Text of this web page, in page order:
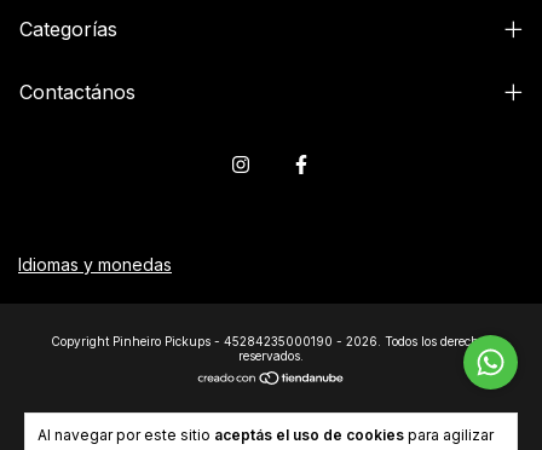
Al navegar por este sitio aceptás el uso de cookies para agilizar
Categorías
Contactános
Idiomas y monedas
Copyright Pinheiro Pickups - 45284235000190 - 2026. Todos los derechos
reservados.